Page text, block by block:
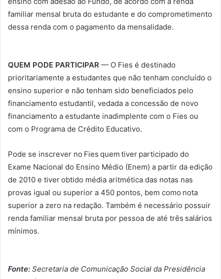
familiar mensal bruta do estudante e do comprometimento
dessa renda com o pagamento da mensalidade.
QUEM PODE PARTICIPAR — O Fies é destinado
prioritariamente a estudantes que não tenham concluído o
ensino superior e não tenham sido beneficiados pelo
financiamento estudantil, vedada a concessão de novo
financiamento a estudante inadimplente com o Fies ou
com o Programa de Crédito Educativo.
Pode se inscrever no Fies quem tiver participado do
Exame Nacional do Ensino Médio (Enem) a partir da edição
de 2010 e tiver obtido média aritmética das notas nas
provas igual ou superior a 450 pontos, bem como nota
superior a zero na redação. Também é necessário possuir
renda familiar mensal bruta por pessoa de até três salários
mínimos.
Fonte: Secretaria de Comunicação Social da Presidência